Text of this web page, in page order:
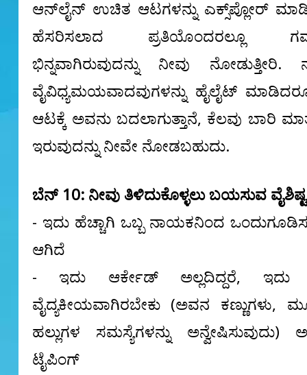
ಆನ್‌ಲೈನ್ ಉಚಿತ ಆಟಗಳನ್ನು ಎಕ್ಸ್‌ಪ್ಲೋರ್
ಹೆಸರಿಸಲಾದ ಪ್ರತಿಯೊಂದರಲ್ಲೂ
ಭಿನ್ನವಾಗಿರುವುದನ್ನು ನೀವು ನೋಡುತ್ತೀರಿ.
ವೈವಿಧ್ಯಮಯವಾದವುಗಳನ್ನು ಹೈಲೈಟ್
ಆಟಕ್ಕೆ ಅವನು ಬದಲಾಗುತ್ತಾನೆ, ಕೆಲವು ಬಾರಿ
ಇರುವುದನ್ನು ನೀವೇ ನೋಡಬಹುದು.
ಬೆನ್ 10: ನೀವು ತಿಳಿದುಕೊಳ್ಳಲು ಬಯಸುವ
- ಇದು ಹೆಚ್ಚಾಗಿ ಒಬ್ಬ ನಾಯಕನಿಂದ
ಆಗಿದೆ
- ಇದು ಆರ್ಕೇಡ್ ಅಲ್ಲದಿದ್ದರೆ, ಇದು
ವೈದ್ಯಕೀಯವಾಗಿರಬೇಕು (ಅವನ ಕಣ್ಣುಗಳು,
ಹಲ್ಲುಗಳ ಸಮಸ್ಯೆಗಳನ್ನು
ಟೈಪಿಂಗ್